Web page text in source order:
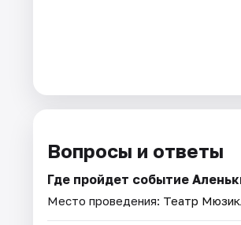
Вопросы и ответы
Где пройдет событие
Место проведения: Театр